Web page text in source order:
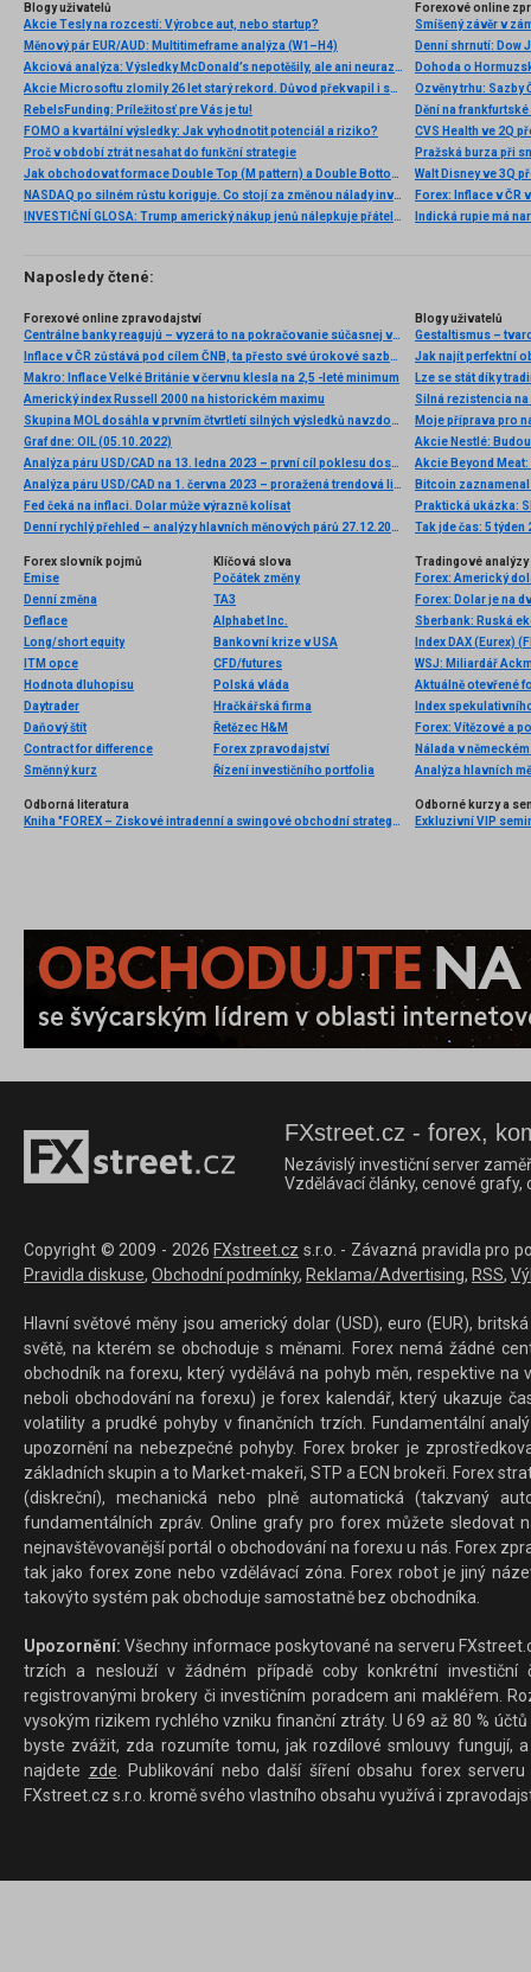
Blogy uživatelů
Akcie Tesly na rozcestí: Výrobce aut, nebo startup?
Měnový pár EUR/AUD: Multitimeframe analýza (W1–H4)
Akciová analýza: Výsledky McDonald’s nepotěšily, ale ani neurazily. Jakou vizi společnost prezentovala?
Akcie Microsoftu zlomily 26 let starý rekord. Důvod překvapil i samotné investory
RebelsFunding: Príležitosť pre Vás je tu!
FOMO a kvartální výsledky: Jak vyhodnotit potenciál a riziko?
Proč v období ztrát nesahat do funkční strategie
Jak obchodovat formace Double Top (M pattern) a Double Bottom (W pattern)
NASDAQ po silném růstu koriguje. Co stojí za změnou nálady investorů?
INVESTIČNÍ GLOSA: Trump americký nákup jenů nálepkuje přátelstvím. Pravda je jinde
Forexové online
Smíšený závěr v
Dohoda o
Pražská burza při
Naposledy čtené:
Forexové online zpravodajství
Centrálne banky reagujú – vyzerá to na pokračovanie súčasnej vlny globálneho uvoľňovania
Inflace v ČR zůstává pod cílem ČNB, ta přesto své úrokové sazby snižovat nebude. Obává se inflačních tlaků ve službách a obecněji v jádrových položkách
Makro: Inflace Velké Británie v červnu klesla na 2,5 -leté minimum
Americký index Russell 2000 na historickém maximu
Skupina MOL dosáhla v prvním čtvrtletí silných výsledků navzdory náročnému geopolitickému prostředí a krizím v dodávkách energií
Graf dne: OIL (05.10.2022)
Analýza páru USD/CAD na 13. ledna 2023 – první cíl poklesu dosažen
Analýza páru USD/CAD na 1. června 2023 – proražená trendová linie a potenciál dalšího poklesu
Fed čeká na inflaci. Dolar může výrazně kolísat
Denní rychlý přehled – analýzy hlavních měnových párů 27.12.2013
Blogy uživatelů
Gestaltismus –
Jak najít perfektní
Lze se stát díky
Moje příprava pro
Akcie Nestlé:
Akcie Beyond
Bitcoin
Praktická ukázka:
Tak jde čas: 5 týden
Forex slovník pojmů
Emise
Denní změna
Deflace
Long/short equity
ITM opce
Hodnota dluhopisu
Daytrader
Daňový štít
Contract for difference
Směnný kurz
Klíčová slova
Počátek změny
TA3
Alphabet Inc.
Bankovní krize v USA
CFD/futures
Polská vláda
Hračkářská firma
Řetězec H&M
Forex zpravodajství
Řízení investičního portfolia
Tradingové analýzy
Sberbank: Ruská
Index DAX (Eurex)
Aktuálně otevřené
Index
Forex: Vítězové a
Nálada v
Analýza hlavních
Odborná literatura
Kniha "FOREX – Ziskové intradenní a swingové obchodní strategie" od Kathy Lien vychází v češtině!
Odborné kurzy a
Exkluzivní VIP
FXstreet.cz - forex,
Nezávislý investiční server
Vzdělávací články, cenové
Copyright © 2009 - 2026 FXstreet.cz s.r.o. - Závazná pravidla pro
Pravidla diskuse, Obchodní podmínky, Reklama/Advertising, RSS,
Hlavní světové měny jsou americký dolar (USD), euro (EUR),
světě, na kterém se obchoduje s měnami. Forex nemá žádné
obchodník na forexu, který vydělává na pohyb měn, respektive
neboli obchodování na forexu) je forex kalendář, který ukazuje
volatility a prudké pohyby v finančních trzích. Fundamentální
upozornění na nebezpečné pohyby. Forex broker je
základních skupin a to Market-makeři, STP a ECN brokeři. Forex
(diskreční), mechanická nebo plně automatická (takzvaný
fundamentálních zpráv. Online grafy pro forex můžete sledovat
nejnavštěvovanější portál o obchodování na forexu u nás. Forex
tak jako forex zone nebo vzdělávací zóna. Forex robot je jiný
takovýto systém pak obchoduje samostatně bez obchodníka.
Upozornění: Všechny informace poskytované na serveru
trzích a neslouží v žádném případě coby konkrétní investiční
registrovanými brokery či investičním poradcem ani makléřem.
vysokým rizikem rychlého vzniku finanční ztráty. U 69 až 80 %
byste zvážit, zda rozumíte tomu, jak rozdílové smlouvy fungují,
najdete zde. Publikování nebo další šíření obsahu forex
FXstreet.cz s.r.o. kromě svého vlastního obsahu využívá i